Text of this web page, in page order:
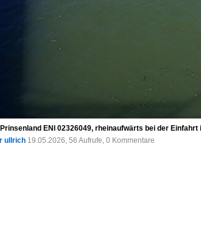
ENI 02326049, rheinaufwärts bei der
ullrich 19.05.2026, 56 Aufrufe, 0 Kommentare